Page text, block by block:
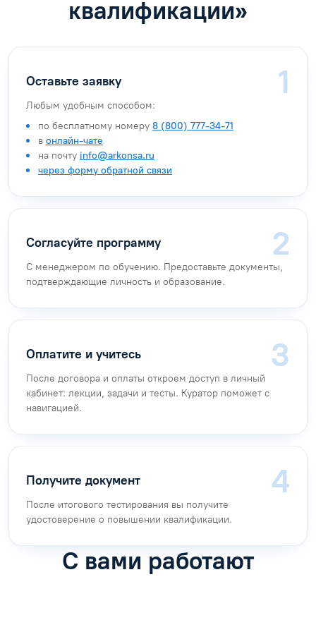
квалификации»
Оставьте заявку
Любым удобным способом:
по бесплатному номеру 8 (800) 777-34-71
в онлайн-чате
на почту info@arkonsa.ru
через форму обратной связи
Согласуйте программу
С менеджером по обучению. Предоставьте документы,
подтверждающие личность и образование.
Оплатите и учитесь
После договора и оплаты откроем доступ в личный
кабинет: лекции, задачи и тесты. Куратор поможет с
навигацией.
Получите документ
После итогового тестирования вы получите
удостоверение о повышении квалификации.
С вами работают